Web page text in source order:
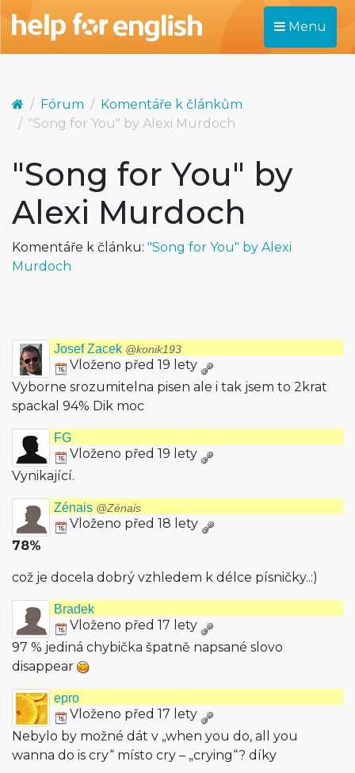
Menu
Fórum
Komentáře k článkům
"Song for You" by Alexi Murdoch
"Song for You" by
Alexi Murdoch
Komentáře k článku: "Song for You" by Alexi
Murdoch
Josef Zacek @konik193
Vloženo před 19 lety
Vyborne srozumitelna pisen ale i tak jsem to 2krat
spackal 94% Dik moc
FG
Vloženo před 19 lety
Vynikající.
Zénais @Zénais
Vloženo před 18 lety
78%
což je docela dobrý vzhledem k délce písničky..:)
Bradek
Vloženo před 17 lety
97 % jediná chybička špatně napsané slovo
disappear
epro
Vloženo před 17 lety
Nebylo by možné dát v „when you do, all you
wanna do is cry“ místo cry – „crying“? díky